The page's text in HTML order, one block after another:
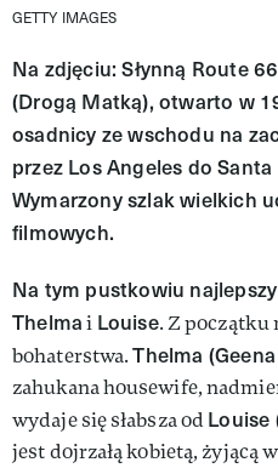
GETTY IMAGES
Na zdjęciu: Słynną Route
(Drogą Matką), otwarto w
osadnicy ze wschodu na
przez Los Angeles do
Wymarzony szlak wielkich
filmowych.
Na tym pustkowiu
Thelmai Louise. Z początku
bohaterstwa.Thelma
zahukana housewife,
wydaje się słabsza odLouise
jest dojrzałą kobietą, żyjącą